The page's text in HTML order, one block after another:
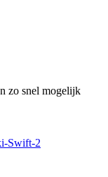
zo snel mogelijk